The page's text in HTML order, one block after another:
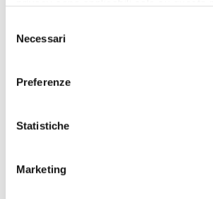
modificare o revocare il proprio
momento dalla Dichiarazione sui
raccogliere informazioni sulla tua
geografica, con
Identificare il tuo dispositivo,
delNecessari
Preferenze
Statistiche
Marketing
Altri prodotti che
-42%